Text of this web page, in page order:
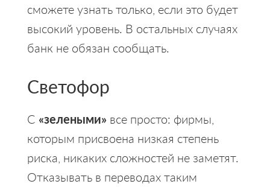
сможете узнать только, если это будет
высокий уровень. В остальных случаях
банк не обязан сообщать.
Светофор
С «зелеными»все просто: фирмы,
которым присвоена низкая степень
риска, никаких сложностей не заметят.
Отказывать в переводах таким